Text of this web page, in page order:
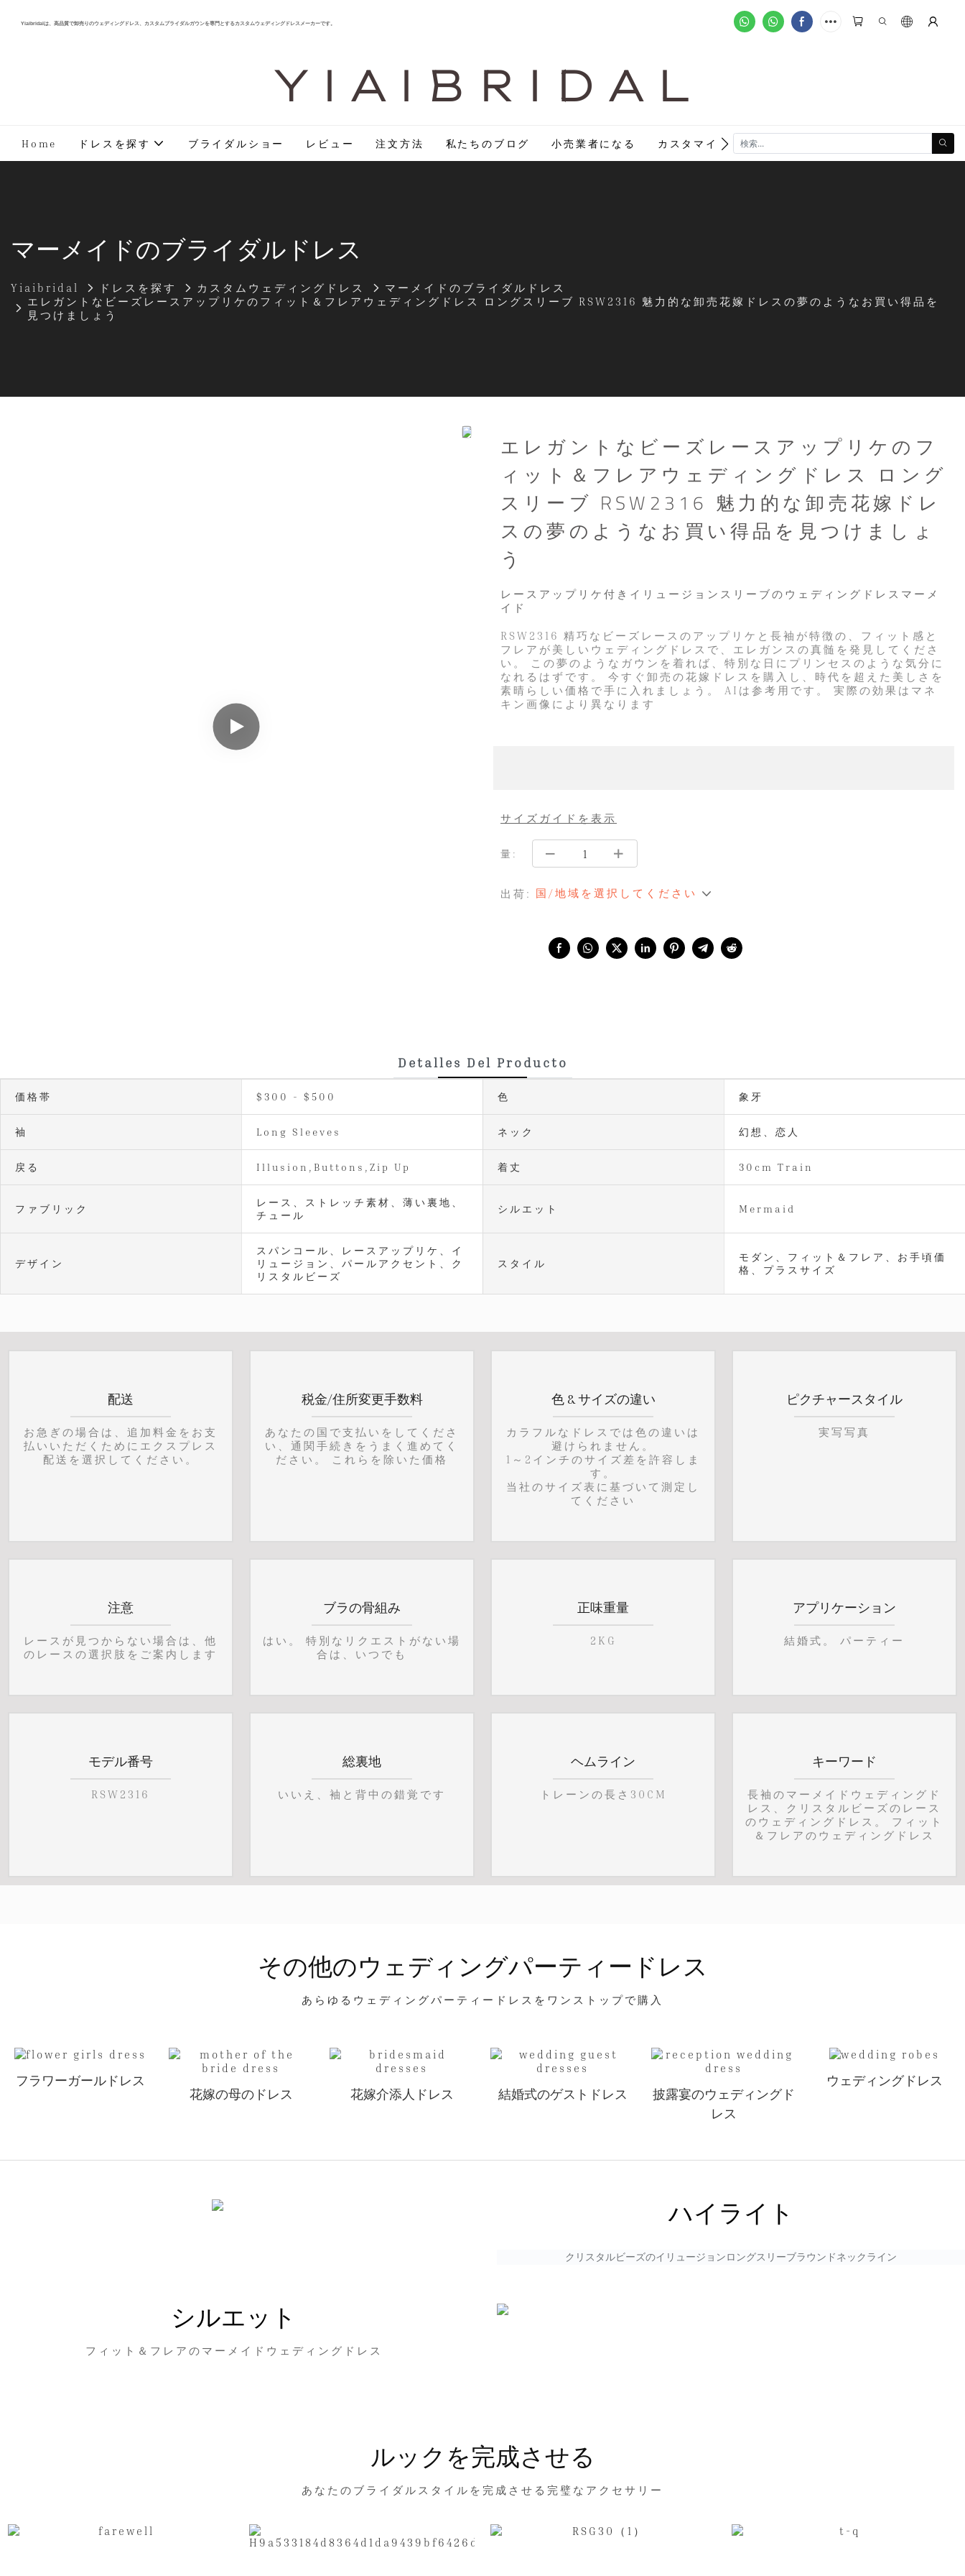
Yiaibridalは、高品質で卸売りのウェディングドレス、カスタムブライダルガウンを専門とするカスタムウェディングドレスメーカーです。
Y I A I B R I D A L
Home ドレスを探す ブライダルショー レビュー 注文方法 私たちのブログ 小売業者になる カスタマイズ注文
マーメイドのブライダルドレス
Yiaibridal ドレスを探す カスタムウェディングドレス
マーメイドのブライダルドレス
エレガントなビーズレースアップリケのフィット＆フレアウェディングドレス ロングスリーブ RSW2316 魅力的な卸売花嫁ドレスの夢のようなお買い得品を
見つけましょう
エレガントなビーズレースアップリケのフ
ィット＆フレアウェディングドレス ロング
スリーブ RSW2316 魅力的な卸売花嫁ドレ
スの夢のようなお買い得品を見つけましょ
う
レースアップリケ付きイリュージョンスリーブのウェディングドレスマーメ
イド
RSW2316 精巧なビーズレースのアップリケと長袖が特徴の、フィット感と
フレアが美しいウェディングドレスで、エレガンスの真髄を発見してくださ
い。 この夢のようなガウンを着れば、特別な日にプリンセスのような気分に
なれるはずです。 今すぐ卸売の花嫁ドレスを購入し、時代を超えた美しさを
素晴らしい価格で手に入れましょう。 AIは参考用です。 実際の効果はマネ
キン画像により異なります
量:
出荷: 国/地域を選択してください
サイズガイドを表示
Detalles Del Producto
価格帯 $300 - $500 色 象牙
袖 Long Sleeves ネック 幻想、恋人
戻る Illusion,Buttons,Zip Up 着丈 30cm Train
ファブリック
レース、ストレッチ素材、薄い裏地、
チュール
シルエット Mermaid
デザイン
スパンコール、レースアップリケ、イ
リュージョン、パールアクセント、ク
リスタルビーズ
スタイル
モダン、フィット＆フレア、お手頃価
格、プラスサイズ
配送
お急ぎの場合は、追加料金をお支
払いいただくためにエクスプレス
配送を選択してください。
税金/住所変更手数料
あなたの国で支払いをしてくださ
い、通関手続きをうまく進めてく
ださい。 これらを除いた価格
色 & サイズの違い
カラフルなドレスでは色の違いは
避けられません。
1～2インチのサイズ差を許容しま
す。
当社のサイズ表に基づいて測定し
てください
ピクチャースタイル
実写写真
注意
レースが見つからない場合は、他
のレースの選択肢をご案内します
ブラの骨組み
はい。 特別なリクエストがない場
合は、いつでも
正味重量
2KG
アプリケーション
結婚式。 パーティー
モデル番号
RSW2316
総裏地
いいえ、袖と背中の錯覚です
ヘムライン
トレーンの長さ30CM
キーワード
長袖のマーメイドウェディングド
レス、クリスタルビーズのレース
のウェディングドレス。 フィット
＆フレアのウェディングドレス
その他のウェディングパーティードレス
あらゆるウェディングパーティードレスをワンストップで購入
フラワーガールドレス
花嫁の母のドレス
花嫁介添人ドレス 結婚式のゲストドレス
披露宴のウェディングド
レス
ウェディングドレス
ハイライト
クリスタルビーズのイリュージョンロングスリーブラウンドネックライン
シルエット
フィット＆フレアのマーメイドウェディングドレス
ルックを完成させる
あなたのブライダルスタイルを完成させる完璧なアクセサリー